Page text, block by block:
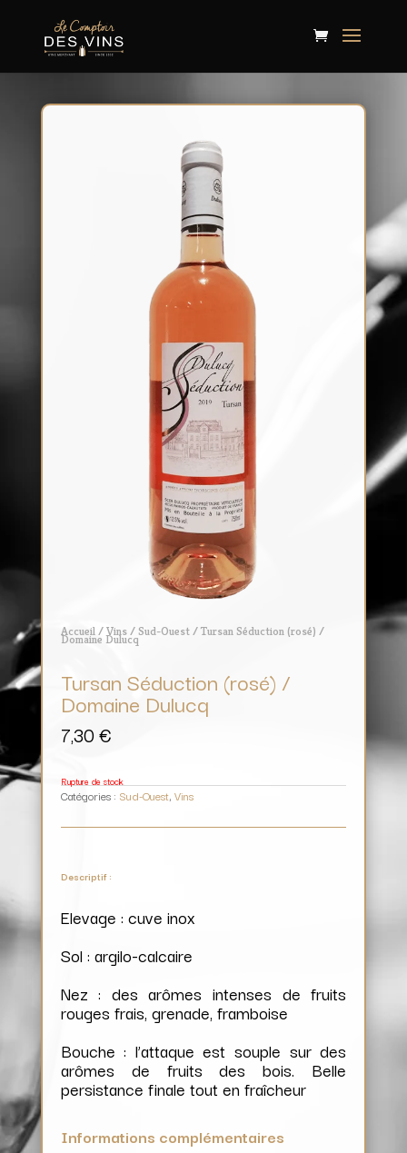
Accueil/Vins/Sud-Ouest/ Tursan Séduction (rosé) /
Domaine Dulucq
Tursan Séduction (rosé) /
Domaine Dulucq
7,30€
Rupture de stock
Catégories : Sud-Ouest, Vins
Descriptif :
Elevage : cuve inox
Sol : argilo-calcaire
Nez : des arômes intenses de fruits
rouges frais, grenade, framboise
Bouche : l’attaque est souple sur des
arômes de fruits des bois. Belle
persistance finale tout en fraîcheur
Informations complémentaires